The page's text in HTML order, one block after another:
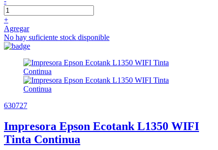
+
Agregar
No hay suficiente stock disponible
630727
Impresora Epson Ecotank L1350 WIFI
Tinta Continua